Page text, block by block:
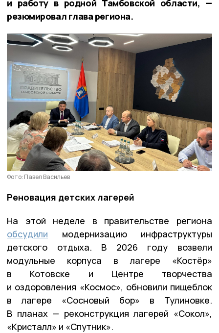
и работу в родной Тамбовской области, —
резюмировал глава региона.
Фото: Павел Васильев
Реновация детских лагерей
На этой неделе в правительстве региона
обсудили модернизацию инфраструктуры
детского отдыха. В 2026 году возвели
модульные корпуса в лагере «Костёр»
в Котовске и Центре творчества
и оздоровления «Космос», обновили пищеблок
в лагере «Сосновый бор» в Тулиновке.
В планах — реконструкция лагерей «Сокол»,
«Кристалл» и «Спутник».